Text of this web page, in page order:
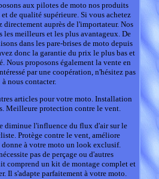
aux pilotes de moto nos produits
de qualité supérieure. Si vous achetez
directement auprès de l'importateur. Nos
meilleurs et les plus avantageux. De
dans les pare-brises de moto depuis
donc la garantie du prix le plus bas et
Nous proposons également la vente en
par une coopération, n'hésitez pas
à nous contacter.
articles pour votre moto. Installation
Meilleure protection contre le vent.
diminue l'influence du flux d'air sur le
Protège contre le vent, améliore
donne à votre moto un look exclusif.
pas de perçage ou d'autres
comprend un kit de montage complet et
Il s'adapte parfaitement à votre moto.